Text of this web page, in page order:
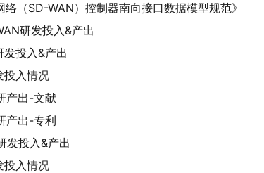
（SD-WAN）控制器南向接口数据模型规范》
研发投入&产出
投入&产出
投入情况
产出-文献
产出-专利
发投入&产出
投入情况